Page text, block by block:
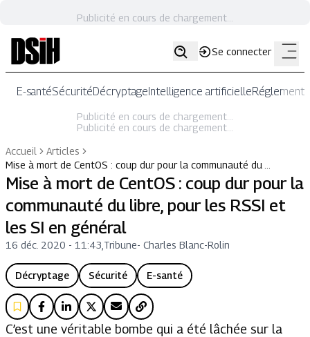
Publicité en cours de chargement...
Se connecter
E-santéSécuritéDécryptageIntelligence artificielle
Publicité en cours de chargement...
Publicité en cours de chargement...
Accueil
Articles
Mise à mort de CentOS : coup dur pour la communauté du …
Mise à mort de CentOS : coup dur pour la
communauté du libre, pour les RSSI et
les SI en général
16 déc. 2020 - 11:43 Tribune- Charles Blanc-Rolin
Décryptage Sécurité E-santé
C’est une véritable bombe qui a été lâchée sur la